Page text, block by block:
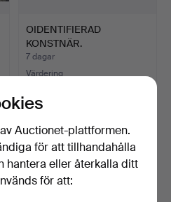
OIDENTIFIERAD
KONSTNÄR.
OLJEMÅLNING - Olja…
7 dagar
Värdering
Auctionet-plattformen.
för att tillhandahålla
hantera eller återkalla ditt
för att: